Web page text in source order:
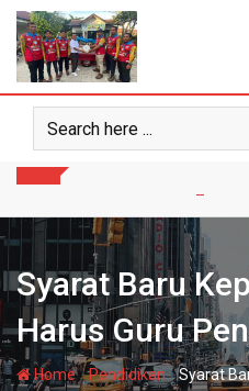
Skip
content
Syarat Baru
Harus Guru
Home-Pendidikan-Syarat